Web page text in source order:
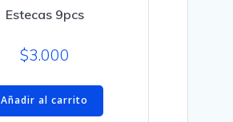
Estecas 9pcs
$3.000
Añadir al carrito